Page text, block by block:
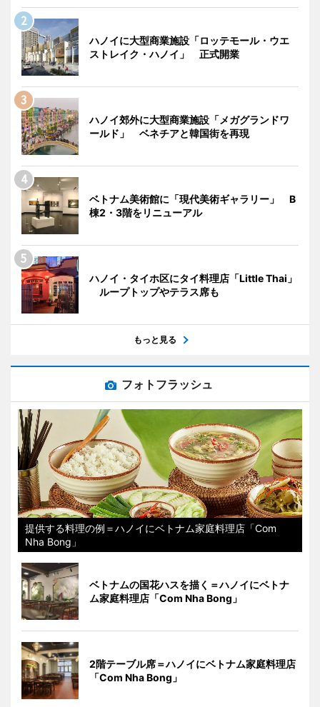
ハノイに大型商業施設「ロッテモール・ウエ
ストレイク・ハノイ」 正式開業
ハノイ郊外に大型商業施設「メガグランドワ
ールド」 ベネチアと韓国街を再現
ベトナム美術館に「現代美術ギャラリー」 B
棟2・3階をリニューアル
ハノイ・タイホ区にタイ料理店「Little Thai」
ループトップやテラス席も
もっと見る
フォトフラッシュ
提供する料理の例＝ハノイにベトナム家庭料理店「Com
Nha Bong」
ベトナムの国花ハスを描く＝ハノイにベトナ
ム家庭料理店「Com Nha Bong」
2階テーブル席＝ハノイにベトナム家庭料理店
「Com Nha Bong」